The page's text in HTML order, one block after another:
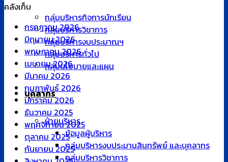
กลุ่มบริหารกิจการนักเรียน
กลุ่มบริหารวิชาการ
กลุ่มบริหารงบประมาณฯ
กลุ่มบริหารทั่วไป
กลุ่มนโยบายและแผน
บุคลากร
ฝ่ายบริหาร
ข้อมูลผู้บริหาร
กลุ่มบริหารงบประมานสินทรัพย์ และบุคลากร
กลุ่มบริหารวิชาการ
คลังเก็บ
กรกฎาคม 2026
มิถุนายน 2026
พฤษภาคม 2026
เมษายน 2026
มีนาคม 2026
กุมภาพันธ์ 2026
มกราคม 2026
ธันวาคม 2025
พฤศจิกายน 2025
ตุลาคม 2025
กันยายน 2025